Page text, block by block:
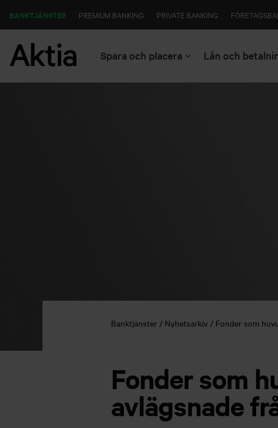
BANKTJÄNSTER PREMIUM BANKING PRIVATE BANKING
Spara och placera Lån och
Banktjänster Nyhetsarkiv Fonder som
Fonder som
avlägsnade